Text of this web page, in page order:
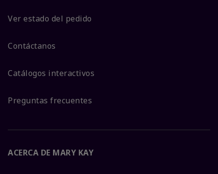
Ver estado del pedido
Contáctanos
Catálogos interactivos
Preguntas frecuentes
ACERCA DE MARY KAY